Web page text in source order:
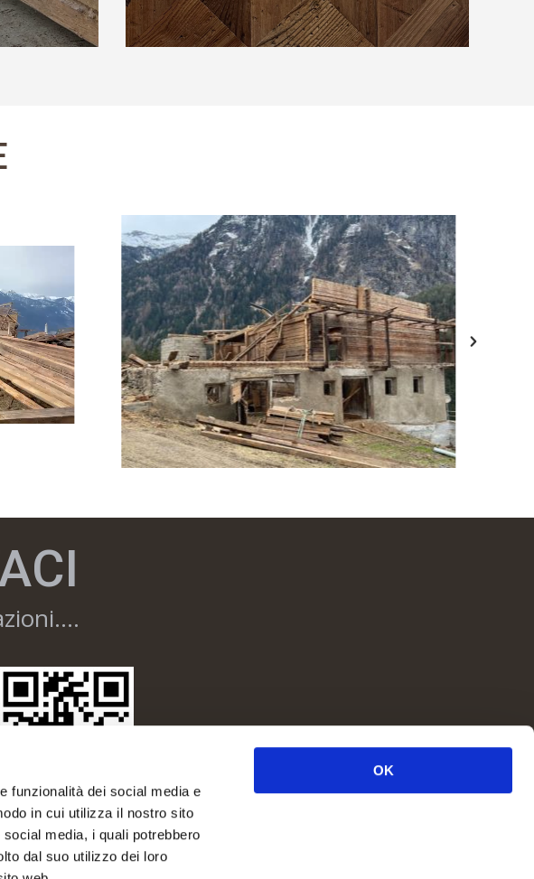
funzionalità dei social media e
in cui utilizza il nostro sito
media, i quali potrebbero
dal suo utilizzo dei loro
OK